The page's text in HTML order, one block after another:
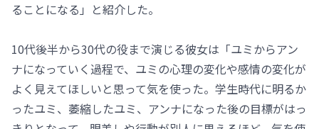
ることになる」と紹介した。
10代後半から30代の役まで演じる彼女は「ユミからアン
ナになっていく過程で、ユミの心理の変化や感情の変化が
よく見えてほしいと思って気を使った。学生時代に明るか
ったユミ、萎縮したユミ、アンナになった後の目標がはっ